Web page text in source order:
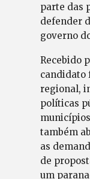
parte das
defender
governo
Recebido
candidato
regional,
políticas
também
as
de
um